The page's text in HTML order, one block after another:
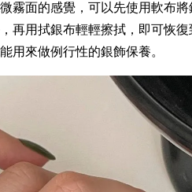
霧面的感覺，可以先使用軟布將
再用拭銀布輕輕擦拭，即可恢復
用來做例行性的銀飾保養。